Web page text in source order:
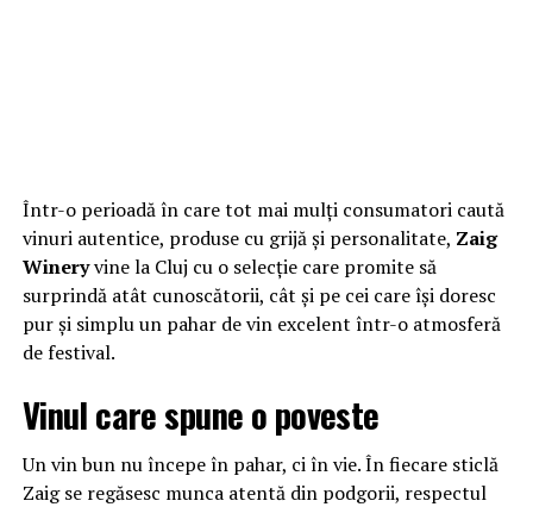
Într-o perioadă în care tot mai mulți consumatori caută
vinuri autentice, produse cu grijă și personalitate, Zaig
Wineryvine la Cluj cu o selecție care promite să
surprindă atât cunoscătorii, cât și pe cei care își doresc
pur și simplu un pahar de vin excelent într-o atmosferă
de festival.
Vinul care spune o poveste
Un vin bun nu începe în pahar, ci în vie. În fiecare sticlă
Zaig se regăsesc munca atentă din podgorii, respectul